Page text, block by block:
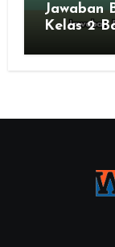
Jawaban
Kelas 2